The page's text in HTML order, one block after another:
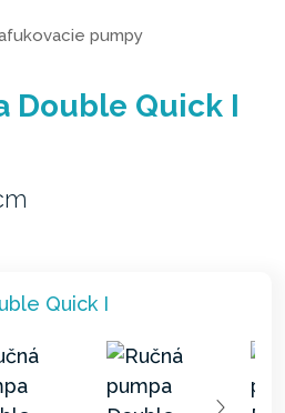
pumpy
Double Quick I